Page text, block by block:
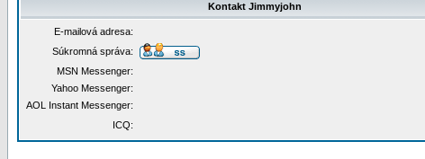
Kontakt Jimmyjohn
E-mailová adresa:
Súkromná správa:
MSN Messenger:
Yahoo Messenger:
AOL Instant Messenger:
ICQ: